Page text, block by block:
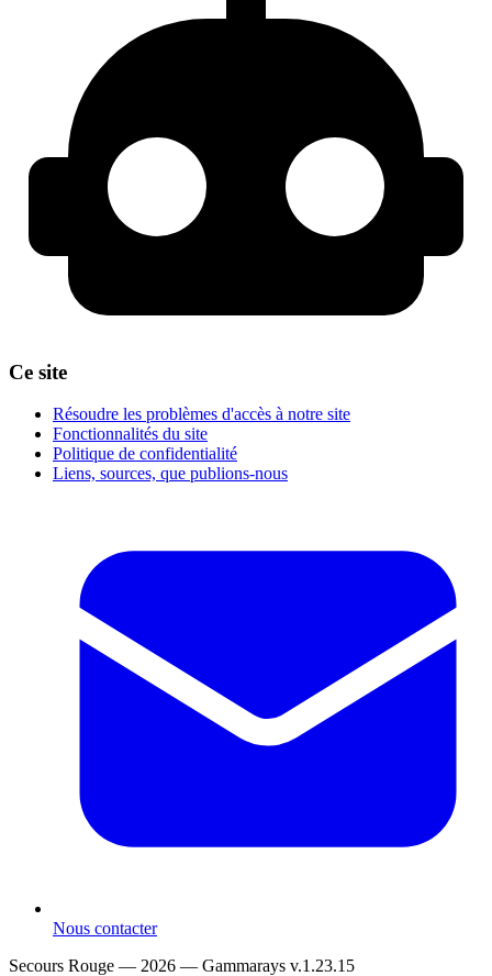
Ce site
Résoudre les problèmes d'accès à notre site
Fonctionnalités du site
Politique de confidentialité
Liens, sources, que publions-nous
Nous contacter
Secours Rouge — 2026 — Gammarays v.1.23.15